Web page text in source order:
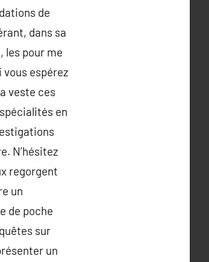
de
dans sa
les pour me
espérez
veste ces
en
N’hésitez
regorgent
un
de poche
sur
un